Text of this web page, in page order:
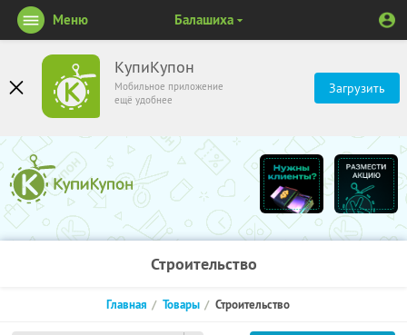
КупиКупон
Мобильное приложение
ещё удобнее
Загрузить
Меню Балашиха
Строительство
Главная Товары Строительство